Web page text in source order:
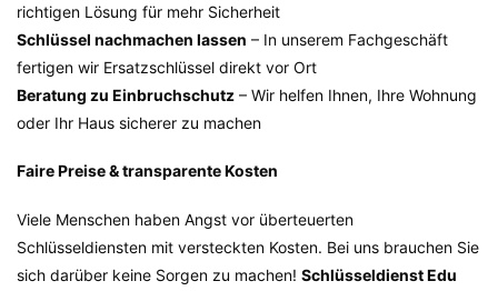
richtigen Lösung für mehr Sicherheit
Schlüssel nachmachen lassen – In unserem Fachgeschäft
fertigen wir Ersatzschlüssel direkt vor Ort
Beratung zu Einbruchschutz – Wir helfen Ihnen, Ihre Wohnung
oder Ihr Haus sicherer zu machen
Faire Preise & transparente Kosten
Viele Menschen haben Angst vor überteuerten
Schlüsseldiensten mit versteckten Kosten. Bei uns brauchen Sie
sich darüber keine Sorgen zu machen! Schlüsseldienst Edu